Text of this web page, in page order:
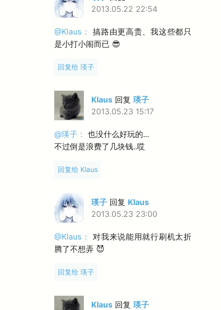
2013.05.22 22:54
@Klaus：搞路由更高贵、我这些都只
是小打小闹而已 😎
回复给 瑛子
Klaus 回复 瑛子
2013.05.23 15:17
@瑛子： 也没什么好玩的...
不过倒是浪费了几块钱..哎
回复给 Klaus
瑛子 回复 Klaus
2013.05.23 23:00
@Klaus：对我来说能用就行刷机太折
腾了不想弄 😈
回复给 瑛子
Klaus 回复 瑛子